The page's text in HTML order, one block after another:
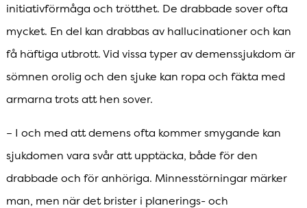
initiativförmåga och trötthet. De drabbade sover ofta
mycket. En del kan drabbas av hallucinationer och kan
få häftiga utbrott. Vid vissa typer av demenssjukdom är
sömnen orolig och den sjuke kan ropa och fäkta med
armarna trots att hen sover.
– I och med att demens ofta kommer smygande kan
sjukdomen vara svår att upptäcka, både för den
drabbade och för anhöriga. Minnesstörningar märker
man, men när det brister i planerings- och